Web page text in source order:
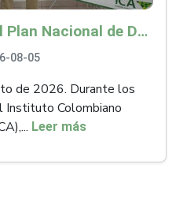
ICA superó la meta del Plan Nacional de Desarrollo y abrió 61 mercados internacionales
08-05
de 2026. Durante los
Instituto Colombiano
Leer más